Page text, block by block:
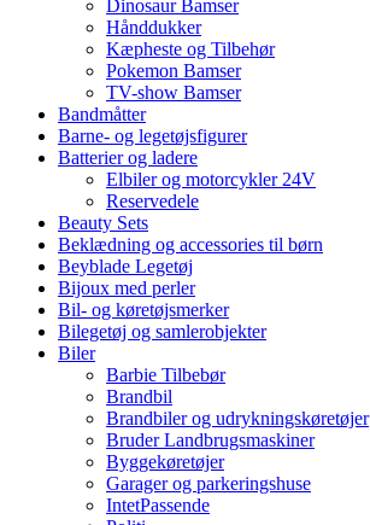
Dinosaur Bamser
Hånddukker
Kæpheste og Tilbehør
Pokemon Bamser
TV-show Bamser
Bandmåtter
Barne- og legetøjsfigurer
Batterier og ladere
Elbiler og motorcykler 24V
Reservedele
Beauty Sets
Beklædning og accessories til børn
Beyblade Legetøj
Bijoux med perler
Bil- og køretøjsmerker
Bilegetøj og samlerobjekter
Biler
Barbie Tilbebør
Brandbil
Brandbiler og udrykningskøretøjer
Bruder Landbrugsmaskiner
Byggekøretøjer
Garager og parkeringshuse
IntetPassende